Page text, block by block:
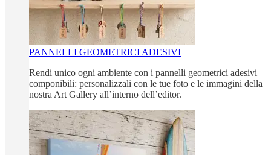
PANNELLI GEOMETRICI ADESIVI
Rendi unico ogni ambiente con i pannelli geometrici adesivi
componibili: personalizzali con le tue foto e le immagini della
nostra Art Gallery all’interno dell’editor.